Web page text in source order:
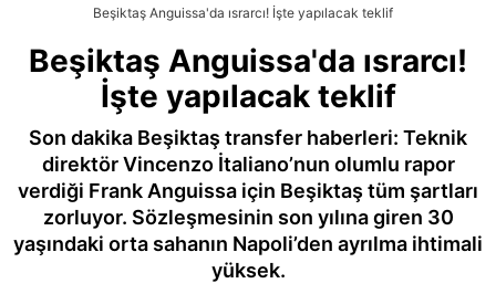
Beşiktaş Anguissa'da ısrarcı! İşte yapılacak teklif
Beşiktaş Anguissa'da ısrarcı!
İşte yapılacak teklif
Son dakika Beşiktaş transfer haberleri: Teknik
direktör Vincenzo İtaliano’nun olumlu rapor
verdiği Frank Anguissa için Beşiktaş tüm şartları
zorluyor. Sözleşmesinin son yılına giren 30
yaşındaki orta sahanın Napoli’den ayrılma ihtimali
yüksek.